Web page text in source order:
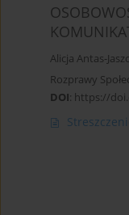
Alicja Antas-
Rozprawy
DOI: https://